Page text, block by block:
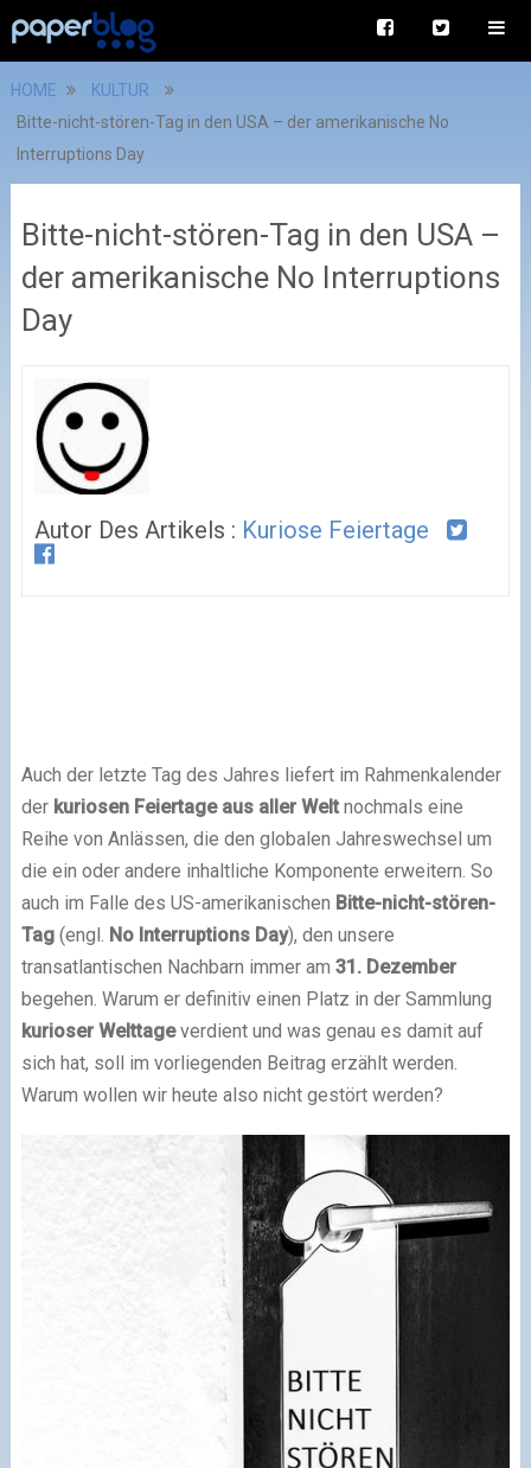
HOME
KULTUR
Bitte-nicht-stören-Tag in den USA – der amerikanische No
Interruptions Day
Bitte-nicht-stören-Tag in den USA –
der amerikanische No Interruptions
Day
Autor Des Artikels : Kuriose Feiertage
Auch der letzte Tag des Jahres liefert im Rahmenkalender
der kuriosen Feiertage aus aller Weltnochmals eine
Reihe von Anlässen, die den globalen Jahreswechsel um
die ein oder andere inhaltliche Komponente erweitern. So
auch im Falle des US-amerikanischen Bitte-nicht-stören-
Tag(engl. No Interruptions Day), den unsere
transatlantischen Nachbarn immer am 31. Dezember
begehen. Warum er definitiv einen Platz in der Sammlung
kurioser Welttageverdient und was genau es damit auf
sich hat, soll im vorliegenden Beitrag erzählt werden.
Warum wollen wir heute also nicht gestört werden?